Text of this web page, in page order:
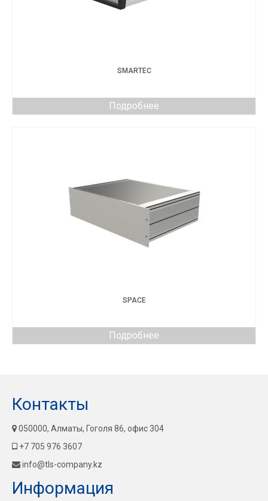
SMARTEC
Подробнее
SPACE
Подробнее
Контакты
050000, Алматы, Гоголя 86, офис 304
+7 705 976 3607
info@tls-company.kz
Информация